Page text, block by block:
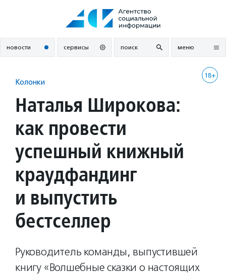
новости сервисы поиск меню
18+
Колонки
Наталья Широкова:
как провести
успешный книжный
краудфандинг
и выпустить
бестселлер
Руководитель команды, выпустившей
книгу «Волшебные сказки о настоящих